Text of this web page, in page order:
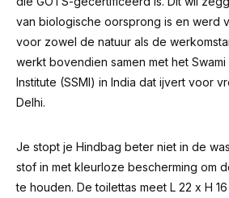
van biologische oorsprong is en werd
voor zowel de natuur als de
werkt bovendien samen met het
Institute (SSMI) in India dat ijvert voor
Delhi.
Je stopt je Hindbag beter niet in de
stof in met kleurloze bescherming om
te houden. De toilettas meet L 22 x H